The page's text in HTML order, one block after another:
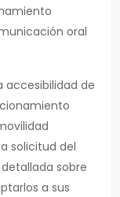
oral
accesibilidad de
solicitud del
sobre
a sus